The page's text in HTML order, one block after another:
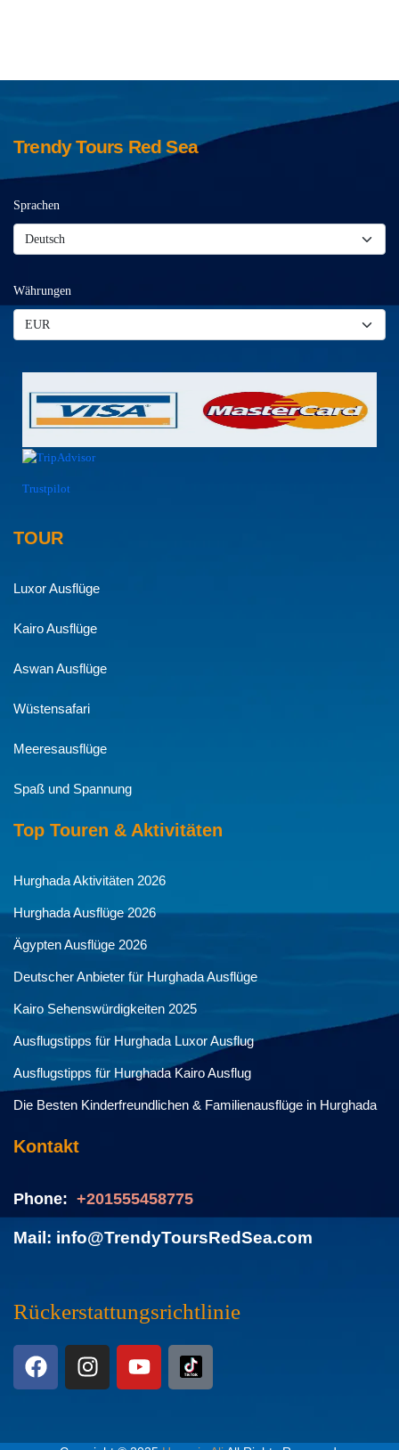
Trendy Tours Red Sea
Sprachen
Währungen
Trustpilot
TOUR
Luxor Ausflüge
Kairo Ausflüge
Aswan Ausflüge
Wüstensafari
Meeresausflüge
Spaß und Spannung
Top Touren & Aktivitäten
Hurghada Aktivitäten 2026
Hurghada Ausflüge 2026
Ägypten Ausflüge 2026
Deutscher Anbieter für Hurghada Ausflüge
Kairo Sehenswürdigkeiten 2025
Ausflugstipps für Hurghada Luxor Ausflug
Ausflugstipps für Hurghada Kairo Ausflug
Die Besten Kinderfreundlichen & Familienausflüge in Hurghada
Kontakt
Phone: +201555458775
Mail: info@TrendyToursRedSea.com
Rückerstattungsrichtlinie